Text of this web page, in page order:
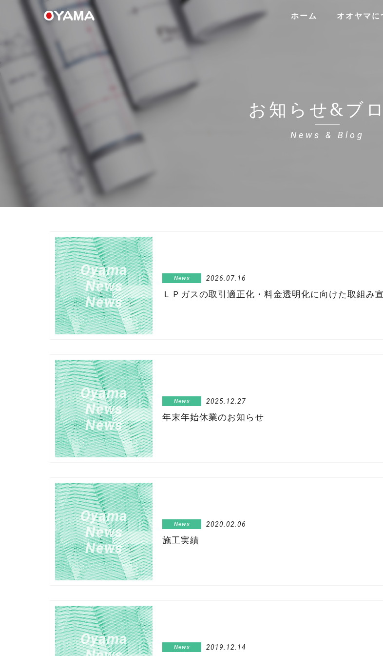
ホーム オオヤマに
お知らせ&ブ
News & Blog
Oyama
News
News
News 2026.07.16
ＬＰガスの取引適正化・料金透明化に向けた取組み
Oyama
News
News
News 2025.12.27
年末年始休業のお知らせ
Oyama
News
News
News 2020.02.06
施工実績
Oyama
News 2019.12.14